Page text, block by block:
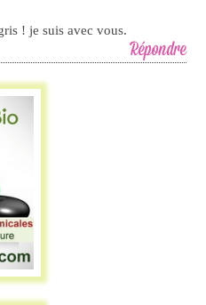
! je suis avec vous.
Répondre